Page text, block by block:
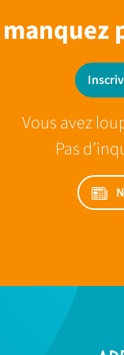
Vous avez
Pas